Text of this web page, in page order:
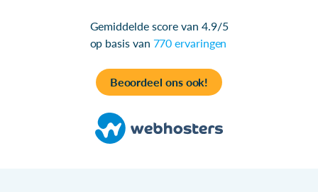
Gemiddelde score van 4.9/5
op basis van 770 ervaringen
Beoordeel ons ook!